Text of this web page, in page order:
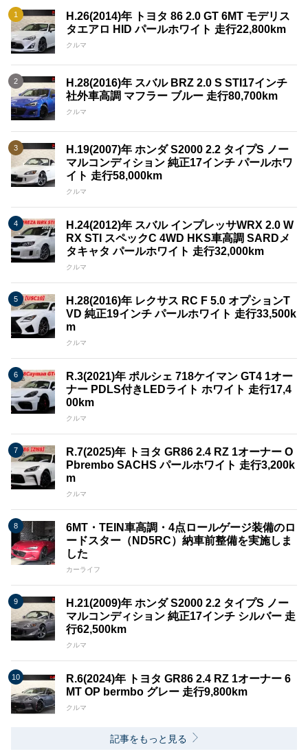
H.26(2014)年 トヨタ 86 2.0 GT 6MT モデリス
タエアロ HID パールホワイト 走行22,800km
クルマ
H.28(2016)年 スバル BRZ 2.0 S STI17インチ
社外車高調 マフラー ブルー 走行80,700km
クルマ
H.19(2007)年 ホンダ S2000 2.2 タイプS ノー
マルコンディション 純正17インチ パールホワ
イト 走行58,000km
クルマ
H.24(2012)年 スバル インプレッサWRX 2.0 W
RX STI スペックC 4WD HKS車高調 SARDメ
タキャタ パールホワイト 走行32,000km
クルマ
H.28(2016)年 レクサス RC F 5.0 オプションT
VD 純正19インチ パールホワイト 走行33,500k
m
クルマ
R.3(2021)年 ポルシェ 718ケイマン GT4 1オー
ナー PDLS付きLEDライト ホワイト 走行17,4
00km
クルマ
R.7(2025)年 トヨタ GR86 2.4 RZ 1オーナー O
Pbrembo SACHS パールホワイト 走行3,200k
m
クルマ
6MT・TEIN車高調・4点ロールゲージ装備のロ
ードスター（ND5RC）納車前整備を実施しま
した
カーライフ
H.21(2009)年 ホンダ S2000 2.2 タイプS ノー
マルコンディション 純正17インチ シルバー 走
行62,500km
クルマ
R.6(2024)年 トヨタ GR86 2.4 RZ 1オーナー 6
MT OP bermbo グレー 走行9,800km
クルマ
記事をもっと見る